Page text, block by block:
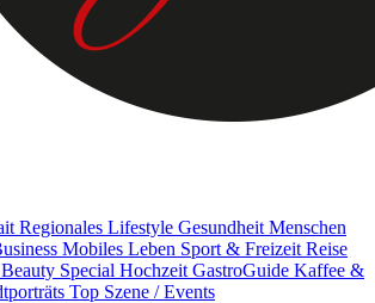
Regionales Lifestyle Gesundheit Menschen
Mobiles Leben Sport & Freizeit Reise
Special Hochzeit GastroGuide Kaffee &
Top Szene / Events